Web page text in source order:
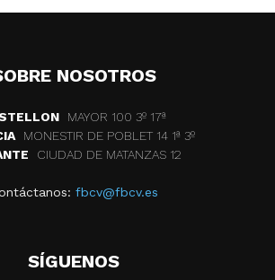
NOSOTROS
MAYOR 100 3º 17ª
MONESTIR DE POBLET 14 1ª 3º
CIUDAD DE MATANZAS 12
fbcv@fbcv.es
SÍGUENOS